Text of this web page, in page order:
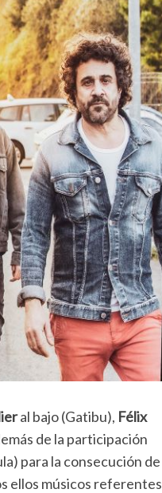
al bajo (Gatibu), Félix
de la participación
para la consecución de
ellos músicos referentes